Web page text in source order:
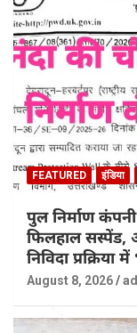
FEATURED इंडिया
पुल निर्माण
फिलहाल सस्पेंड,
निविदा
August 8, 2026